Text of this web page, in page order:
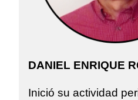
DANIEL ENRIQUE
Inició su actividad